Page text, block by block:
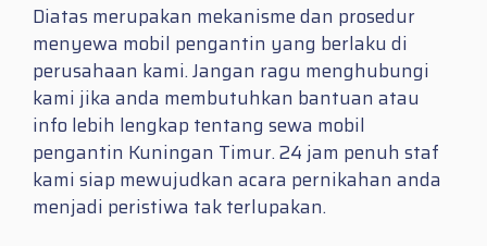
Diatas merupakan mekanisme dan prosedur
menyewa mobil pengantin yang berlaku di
perusahaan kami. Jangan ragu menghubungi
kami jika anda membutuhkan bantuan atau
info lebih lengkap tentang sewa mobil
pengantin Kuningan Timur. 24 jam penuh staf
kami siap mewujudkan acara pernikahan anda
menjadi peristiwa tak terlupakan.